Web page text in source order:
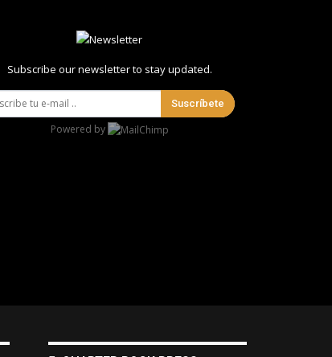
Subscribe our newsletter to stay updated.
Suscríbete
Powered by